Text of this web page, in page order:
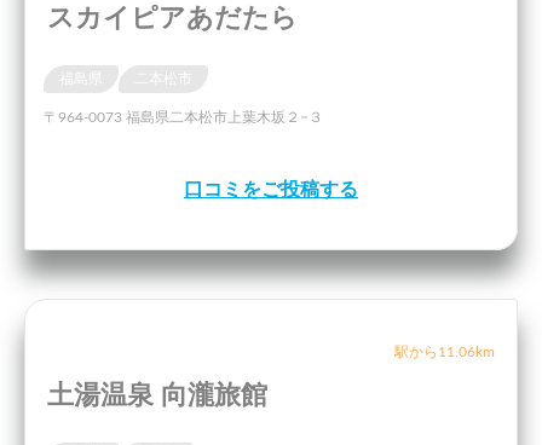
スカイピアあだたら
〒964-0073 福島県二本松市上葉木坂２−３
口コミをご投稿する
駅から11.06km
土湯温泉 向瀧旅館